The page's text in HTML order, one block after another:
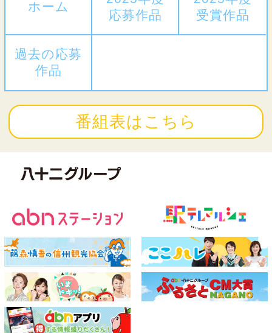
ホーム
応募作品
受賞作品
過去の応募
作品
番組表はこちら